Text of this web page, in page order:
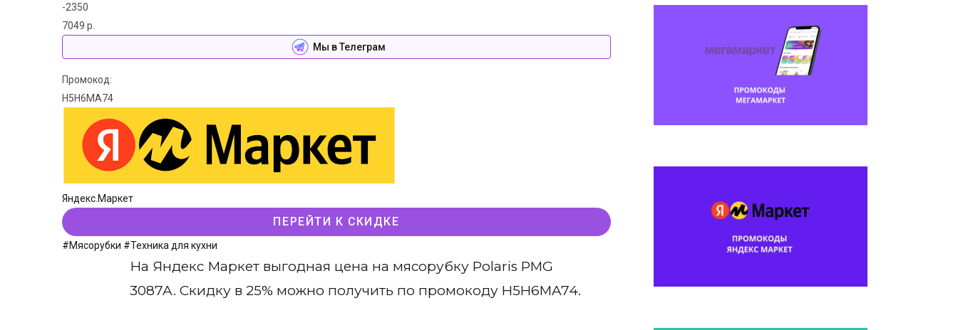
-2350
7049 р.
Мы в Телеграм
Промокод:
H5H6MA74
Яндекс.Маркет
ПЕРЕЙТИ К СКИДКЕ
#Мясорубки #Техника для кухни
На Яндекс Маркет выгодная цена на мясорубку Polaris PMG
3087A. Скидку в 25% можно получить по промокоду H5H6MA74.